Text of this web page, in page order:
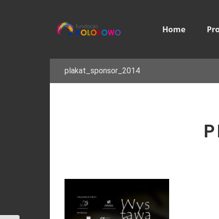
Home
plakat_sponsor_2014